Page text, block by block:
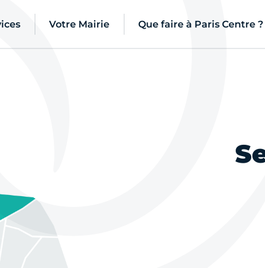
Votre Mairie Que faire à Paris Centre ?